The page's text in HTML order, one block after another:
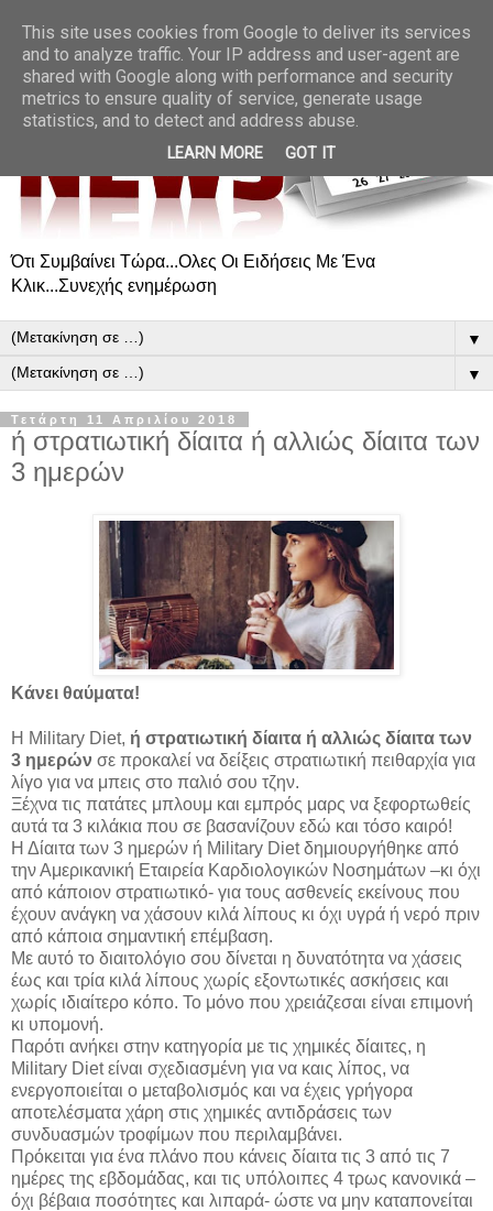
Ότι Συμβαίνει Τώρα...Ολες Οι Ειδήσεις Με Ένα
Κλικ...Συνεχής ενημέρωση
▼
▼
Τετάρτη 11 Απριλίου 2018
ή στρατιωτική δίαιτα ή αλλιώς δίαιτα των
3 ημερών
Κάνει θαύματα!
H Military Diet, ή στρατιωτική δίαιτα ή αλλιώς δίαιτα των
3 ημερών σε προκαλεί να δείξεις στρατιωτική πειθαρχία για
λίγο για να μπεις στο παλιό σου τζην.
Ξέχνα τις πατάτες μπλουμ και εμπρός μαρς να ξεφορτωθείς
αυτά τα 3 κιλάκια που σε βασανίζουν εδώ και τόσο καιρό!
Η Δίαιτα των 3 ημερών ή Military Diet δημιουργήθηκε από
την Αμερικανική Εταιρεία Καρδιολογικών Νοσημάτων –κι όχι
από κάποιον στρατιωτικό- για τους ασθενείς εκείνους που
έχουν ανάγκη να χάσουν κιλά λίπους κι όχι υγρά ή νερό πριν
από κάποια σημαντική επέμβαση.
Με αυτό το διαιτολόγιο σου δίνεται η δυνατότητα να χάσεις
έως και τρία κιλά λίπους χωρίς εξοντωτικές ασκήσεις και
χωρίς ιδιαίτερο κόπο. Το μόνο που χρειάζεσαι είναι επιμονή
κι υπομονή.
Παρότι ανήκει στην κατηγορία με τις χημικές δίαιτες, η
Military Diet είναι σχεδιασμένη για να καις λίπος, να
ενεργοποιείται ο μεταβολισμός και να έχεις γρήγορα
αποτελέσματα χάρη στις χημικές αντιδράσεις των
συνδυασμών τροφίμων που περιλαμβάνει.
Πρόκειται για ένα πλάνο που κάνεις δίαιτα τις 3 από τις 7
ημέρες της εβδομάδας, και τις υπόλοιπες 4 τρως κανονικά –
όχι βέβαια ποσότητες και λιπαρά- ώστε να μην καταπονείται
This site uses cookies from Google to deliver its services
and to analyze traffic. Your IP address and user-agent are
shared with Google along with performance and security
metrics to ensure quality of service, generate usage
statistics, and to detect and address abuse.
LEARN MORE GOT IT